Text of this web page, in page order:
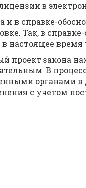
в
и в справке-
Так, в
настоящее время
проект закона
В
органами в
с учетом